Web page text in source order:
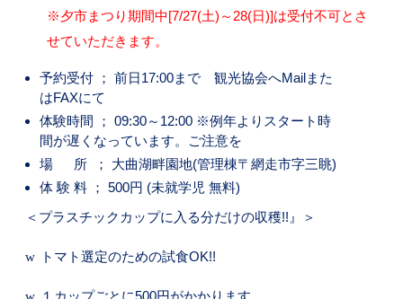
※夕市まつり期間中 [7/27(土) ～ 28(日)]は受付不可とさ
せていただきます。
予約受付 ； 前日 17:00まで 観光協会へMail また
はFAXにて
体験時間 ； 09:30～ 12:00 ※例年よりスタート時
間が遅くなっています。ご注意を
場 所
； 大曲湖畔園地(管理棟〒網走市字三眺)
体 験 料 ；
500円 (未就学児 無料)
＜プラスチックカップに入る分だけの収穫!! 』＞
w トマト選定のための試食OK!!